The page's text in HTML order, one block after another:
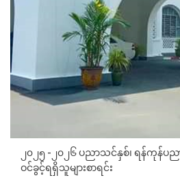
၂၀၂၅ -၂၀၂၆ ပညာသင်နှစ်၊ ရန်ကုန်
ဝင်ခွင့်ရရှိသူများစာရင်း